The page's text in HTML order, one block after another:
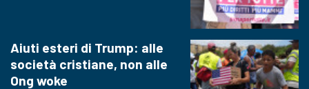
Aiuti esteri di Trump: alle
società cristiane, non alle
Ong woke